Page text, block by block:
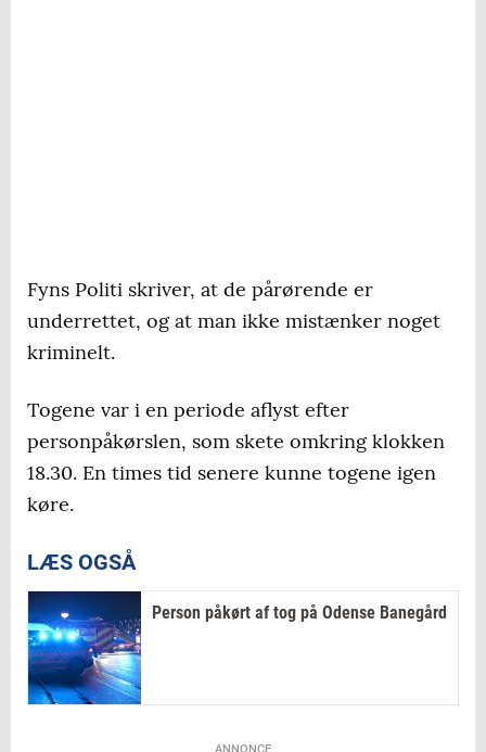
Fyns Politi skriver, at de pårørende er
underrettet, og at man ikke mistænker noget
kriminelt.
Togene var i en periode aflyst efter
personpåkørslen, som skete omkring klokken
18.30. En times tid senere kunne togene igen
køre.
LÆS OGSÅ
Person påkørt af tog på Odense Banegård